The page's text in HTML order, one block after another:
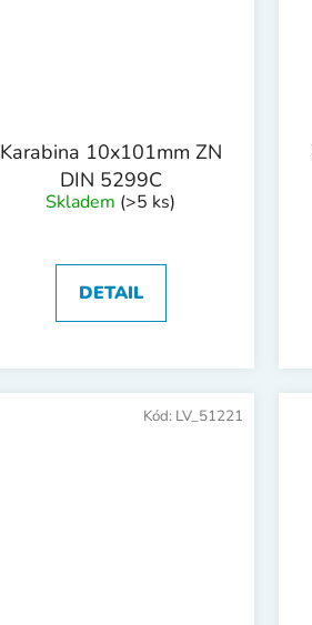
Karabina 10x101mm ZN
DIN 5299C
Skladem (>5 ks)
DETAIL
Kód: LV_51221